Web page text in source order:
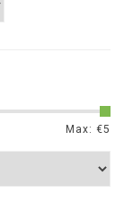
Max: €5